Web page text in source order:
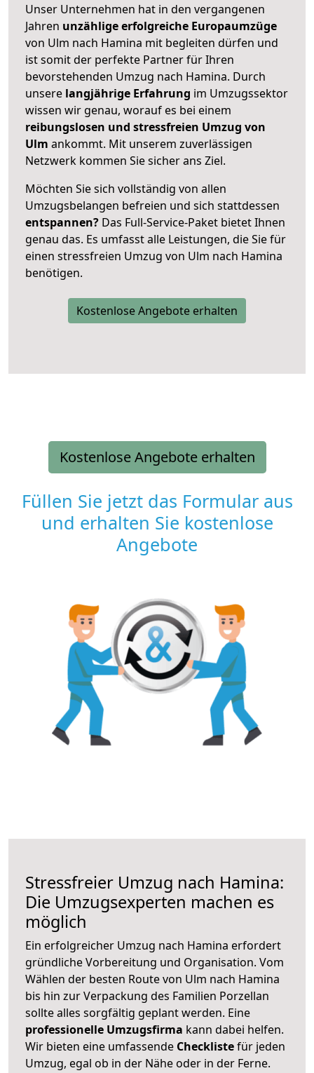
Unser Unternehmen hat in den vergangenen
Jahren unzählige erfolgreiche Europaumzüge
von Ulm nach Hamina mit begleiten dürfen und
ist somit der perfekte Partner für Ihren
bevorstehenden Umzug nach Hamina. Durch
unsere langjährige Erfahrung im Umzugssektor
wissen wir genau, worauf es bei einem
reibungslosen und stressfreien Umzug von
Ulm ankommt. Mit unserem zuverlässigen
Netzwerk kommen Sie sicher ans Ziel.
Möchten Sie sich vollständig von allen
Umzugsbelangen befreien und sich stattdessen
entspannen? Das Full-Service-Paket bietet Ihnen
genau das. Es umfasst alle Leistungen, die Sie für
einen stressfreien Umzug von Ulm nach Hamina
benötigen.
Kostenlose Angebote erhalten
Kostenlose Angebote erhalten
Füllen Sie jetzt das Formular aus
und erhalten Sie kostenlose
Angebote
Stressfreier Umzug nach Hamina:
Die Umzugsexperten machen es
möglich
Ein erfolgreicher Umzug nach Hamina erfordert
gründliche Vorbereitung und Organisation. Vom
Wählen der besten Route von Ulm nach Hamina
bis hin zur Verpackung des Familien Porzellan
sollte alles sorgfältig geplant werden. Eine
professionelle Umzugsfirma kann dabei helfen.
Wir bieten eine umfassende Checklistefür jeden
Umzug, egal ob in der Nähe oder in der Ferne.